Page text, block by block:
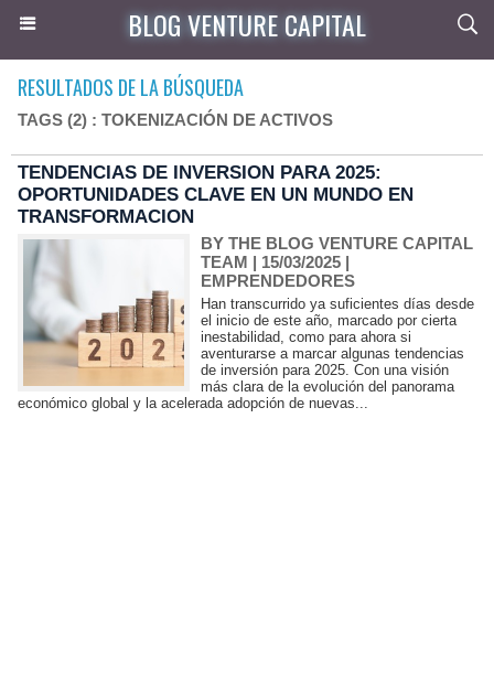
BLOG VENTURE CAPITAL
RESULTADOS DE LA BÚSQUEDA
TAGS (2) : TOKENIZACIÓN DE ACTIVOS
TENDENCIAS DE INVERSION PARA 2025:
OPORTUNIDADES CLAVE EN UN MUNDO EN
TRANSFORMACION
BY THE BLOG VENTURE CAPITAL
TEAM | 15/03/2025 |
EMPRENDEDORES
Han transcurrido ya suficientes días desde
el inicio de este año, marcado por cierta
inestabilidad, como para ahora si
aventurarse a marcar algunas tendencias
de inversión para 2025. Con una visión
más clara de la evolución del panorama
económico global y la acelerada adopción de nuevas...